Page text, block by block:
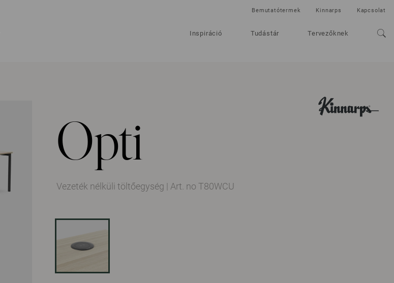
Inspiráció Tudástár Tervezőknek
Bemutatótermek Kinnarps Kapcsolat
Opti
Vezeték nélküli töltőegység | Art. no T80WCU